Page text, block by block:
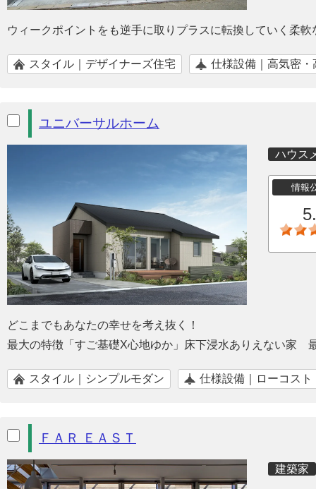
ウィークポイントをも逆手に取りプラスに転換していく柔
スタイル｜デザイナーズ住宅 仕様設備｜高気密・
ユニバーサルホーム
ハウス
情報
どこまでもあなたの幸せを考え抜く！
最大の特徴「すご基礎X心地ゆか」床下浸水ありえない
スタイル｜シンプルモダン 仕様設備｜ローコスト
ＦＡＲ ＥＡＳＴ
建築家